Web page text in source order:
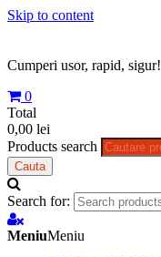
Skip to content
Cumperi usor, rapid, sigur!
0
Total
0,00 lei
Products search
Cauta
Search for:
MeniuMeniu